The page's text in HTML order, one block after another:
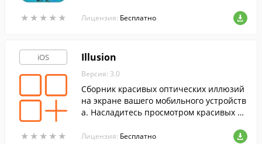
★ ★ ★ ★ ★
★ ★ ★ ★ ★ Лицензия: Бесплатно
iOS
★ ★ ★ ★ ★
★ ★ ★ ★ ★
Illusion
Версия: 3.0
Сборник красивых оптических иллюзий
на экране вашего мобильного устройств
а. Насладитесь просмотром красивых из
а затем поделитесь ими с друзьями.
Лицензия: Бесплатно